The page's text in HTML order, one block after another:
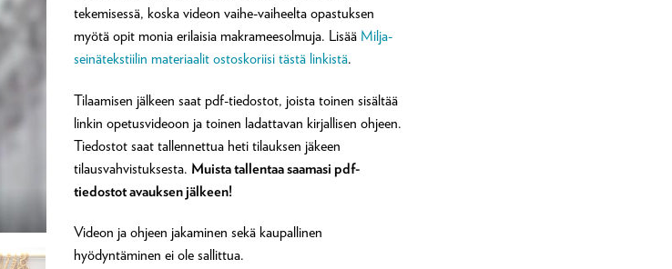
tekemisessä, koska videon vaihe-vaiheelta opastuksen
myötä opit monia erilaisia makrameesolmuja. Lisää Milja-
seinätekstiilin materiaalit ostoskoriisi tästä linkistä.
Tilaamisen jälkeen saat pdf-tiedostot, joista toinen sisältää
linkin opetusvideoon ja toinen ladattavan kirjallisen ohjeen.
Tiedostot saat tallennettua heti tilauksen jäkeen
tilausvahvistuksesta. Muista tallentaa saamasi pdf-
tiedostot avauksen jälkeen!
Videon ja ohjeen jakaminen sekä kaupallinen
hyödyntäminen ei ole sallittua.